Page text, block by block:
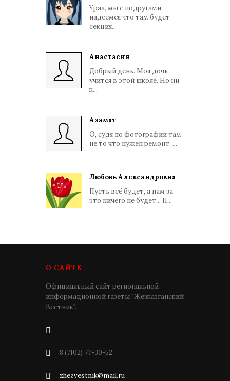
Ураа, мы с подругами
надеемся что там будет
секция...
Анастасия
Добрый день. Моя дочь
учится в этой школе. Но ни
к...
Азамат
О, судя по фотографии там
не то что нужен ремонт, ...
Любовь Александровна
Пусть всё будет, а нам за
это ничего не будет... П...
О САЙТЕ
Официальный сайт региональной
информационной газеты "Жезказганский
Вестник".
8 (7102) 77-30-52
zhezvestnik@mail.ru